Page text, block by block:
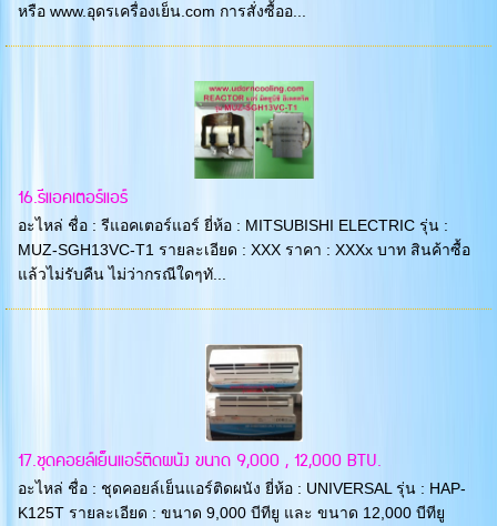
หรือ www.อุดรเครื่องเย็น.com การสั่งซื้ออ...
16.รีแอคเตอร์แอร์
อะไหล่ ชื่อ : รีแอคเตอร์แอร์ ยี่ห้อ : MITSUBISHI ELECTRIC รุ่น :
MUZ-SGH13VC-T1 รายละเอียด : XXX ราคา : XXXx บาท สินค้าซื้อ
แล้วไม่รับคืน ไม่ว่ากรณีใดๆทั...
17.ชุดคอยล์เย็นแอร์ติดผนัง ขนาด 9,000 , 12,000 BTU.
อะไหล่ ชื่อ : ชุดคอยล์เย็นแอร์ติดผนัง ยี่ห้อ : UNIVERSAL รุ่น : HAP-
K125T รายละเอียด : ขนาด 9,000 บีทียู และ ขนาด 12,000 บีทียู